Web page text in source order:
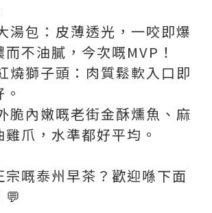
湯包：皮薄透光，一咬即爆
不油膩，今次嘅MVP！
燒獅子頭：肉質鬆軟入口即
脆內嫩嘅老街金酥燻魚、麻
爪，水準都好平均。
嘅泰州早茶？歡迎喺下面
💬